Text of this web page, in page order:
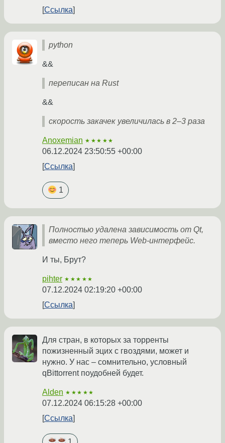
Ссылка
python
&&
переписан на Rust
&&
скорость закачек увеличилась в 2–3 раза
Anoxemian ★★★★★
06.12.2024 23:50:55 +00:00
Ссылка
1
Полностью удалена зависимость от Qt,
вместо него теперь Web-интерфейс.
И ты, Брут?
pihter ★★★★★
07.12.2024 02:19:20 +00:00
Ссылка
Для стран, в которых за торренты
пожизненный эцих с гвоздями, может и
нужно. У нас – сомнительно, условный
qBittorrent поудобней будет.
Alden ★★★★★
07.12.2024 06:15:28 +00:00
Ссылка